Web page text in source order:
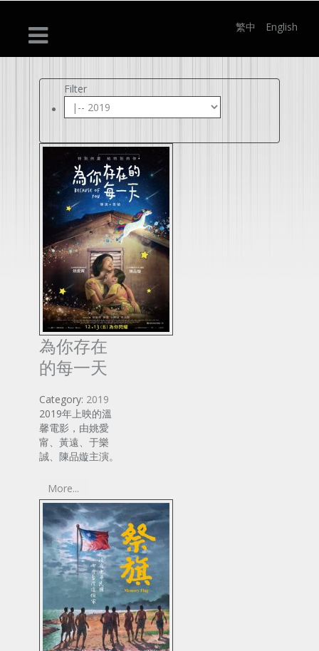
繁中 English
Filter
為你存在
的每一天
Category: 2019
2019年上映的溫
馨電影，由姚愛
甯、黃遠、于樂
誠、陳品嫙主演。
More...